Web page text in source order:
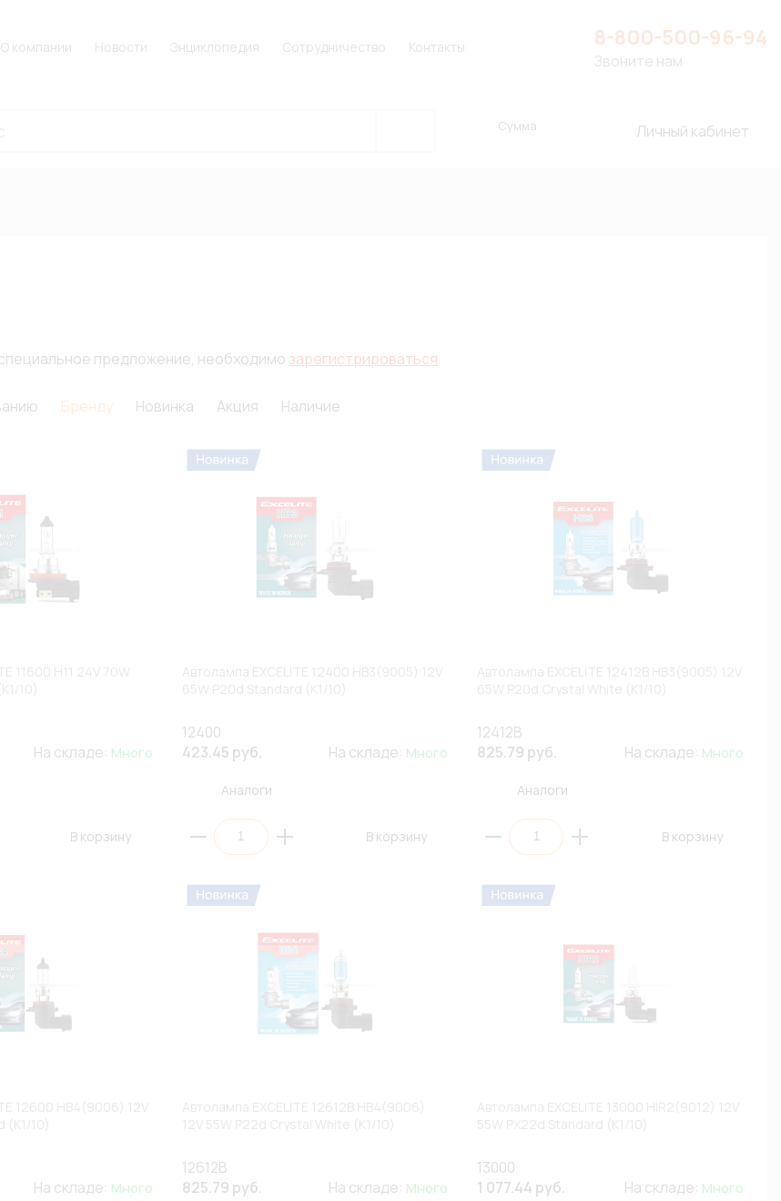
О компании Новости Энциклопедия Сотрудничество Контакты 8-800-500-96-94
Звоните нам
Сумма Личный кабинет
предложение, необходимо зарегистрироваться
Бренду Новинка Акция Наличие
На складе: Много
В корзину
12400
423.45 руб.
На складе: Много
Аналоги
В корзину
12412B
825.79 руб.
На складе: Много
Аналоги
В корзину
На складе: Много
12612B
825.79 руб.
На складе: Много
13000
1 077.44 руб.
На складе: Много